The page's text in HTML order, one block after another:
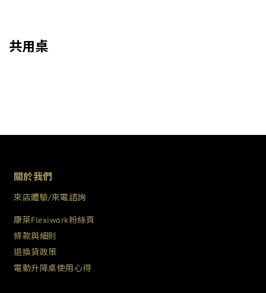
共用桌
關於我們
來店體驗/來電諮詢
康萊Flexiwork粉絲頁
條款與細則
退換貨政策
電動升降桌使用心得